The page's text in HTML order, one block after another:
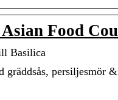
Food
Basilica
persiljesmör